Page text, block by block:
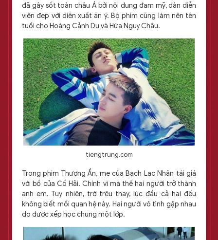
đã gây sốt toàn châu Á bởi nội dung đam mỹ, dàn diễn
viên đẹp với diễn xuất ăn ý. Bộ phim cũng làm nên tên
tuổi cho Hoàng Cảnh Du và Hứa Nguỵ Châu.
tiengtrung.com
Trong phim Thượng Ẩn, mẹ của Bạch Lạc Nhân tái giá
với bố của Cố Hải. Chính vì mà thế hai người trở thành
anh em. Tuy nhiên, trớ trêu thay, lúc đầu cả hai đều
không biết mối quan hệ này. Hai người vô tình gặp nhau
do được xếp học chung một lớp.